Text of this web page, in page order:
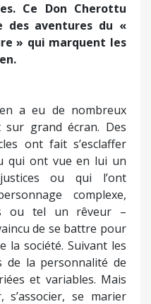
complexe,
ou tel un rêveur –
de se battre pour
société. Suivant les
se marier
imprégné de liberté…
et divergences
Cervantès viennent
Don Cherottu l’accent
réel et imaginaire
la première partie de
temps il ira jusqu’à
lorsqu’il s’en prend
qu’elles n’ont pas